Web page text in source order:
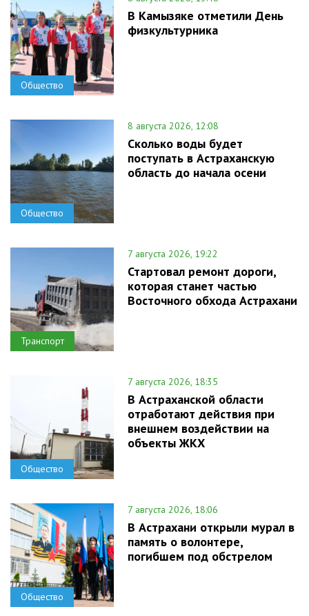
Общество
В Камызяке отметили День
физкультурника
Общество
8 августа 2026, 12:08
Сколько воды будет
поступать в Астраханскую
область до начала осени
Транспорт
7 августа 2026, 19:22
Стартовал ремонт дороги,
которая станет частью
Восточного обхода Астрахани
Общество
7 августа 2026, 18:35
В Астраханской области
отработают действия при
внешнем воздействии на
объекты ЖКХ
Общество
7 августа 2026, 18:06
В Астрахани открыли мурал в
память о волонтере,
погибшем под обстрелом